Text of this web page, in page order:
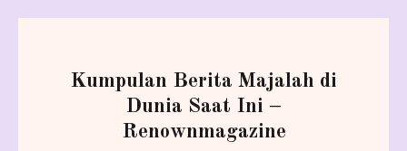
Kumpulan Berita Majalah di
Dunia Saat Ini –
Renownmagazine